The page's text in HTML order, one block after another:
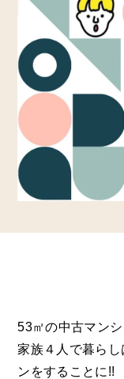
53㎡の中古マン
家族４人で暮らし
ンをすることに!!